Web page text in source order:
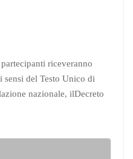
riceveranno
sensi del Testo Unico di
nazionale, ilDecreto